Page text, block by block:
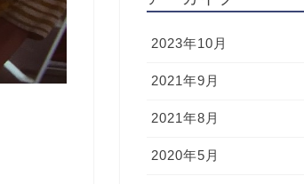
2023年10月
2021年9月
2021年8月
2020年5月